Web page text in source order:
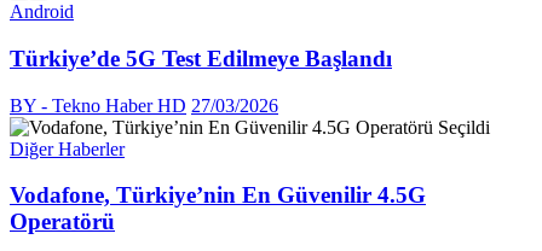
Android
Türkiye’de 5G Test Edilmeye Başlandı
BY - Tekno Haber HD 27/03/2026
Diğer Haberler
Vodafone, Türkiye’nin En Güvenilir 4.5G
Operatörü